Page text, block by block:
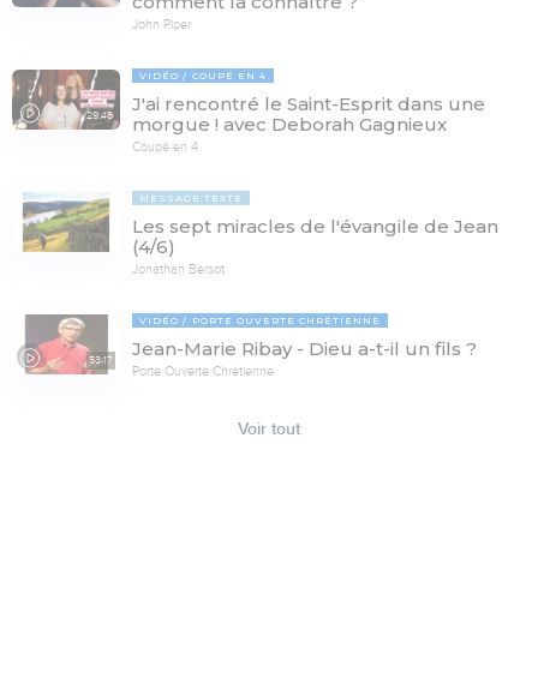
John Piper
29:46
VIDÉO COUPÉ EN 4
J'ai rencontré le Saint-Esprit dans une
morgue ! avec Deborah Gagnieux
Coupé en 4
MESSAGE TEXTE
Les sept miracles de l'évangile de Jean
(4/6)
Jonathan Bersot
53:17
VIDÉO PORTE OUVERTE CHRÉTIENNE
Jean-Marie Ribay - Dieu a-t-il un fils ?
Porte Ouverte Chrétienne
Voir tout